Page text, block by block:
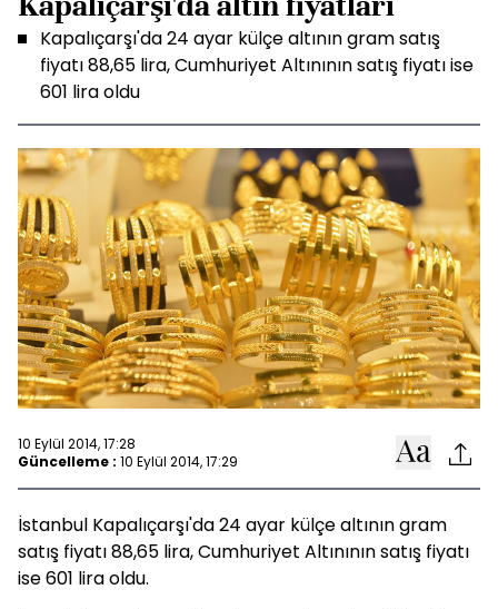
Kapalıçarşı'da 24 ayar külçe altının gram satış
fiyatı 88,65 lira, Cumhuriyet Altınının satış fiyatı ise
601 lira oldu
10 Eylül 2014, 17:28
Güncelleme : 10 Eylül 2014, 17:29
İstanbul Kapalıçarşı'da 24 ayar külçe altının gram
satış fiyatı 88,65 lira, Cumhuriyet Altınının satış fiyatı
ise 601 lira oldu.